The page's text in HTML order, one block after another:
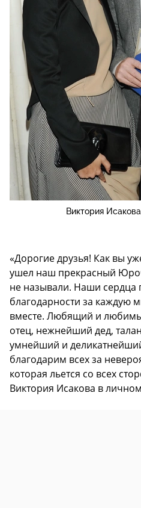
Виктория
«Дорогие друзья! Как вы
ушел наш прекрасный
не называли. Наши
благодарности за каждую
вместе. Любящий и
отец, нежнейший дед,
умнейший и
благодарим всех за
которая льется со всех
Виктория Исакова в